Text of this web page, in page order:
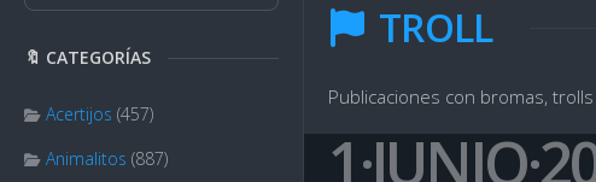
🔖 CATEGORÍAS
Acertijos (457)
Animalitos (887)
TROLL
Publicaciones con bromas,